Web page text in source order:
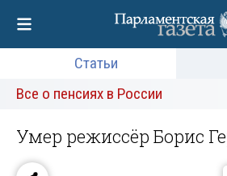
Статьи
Все о пенсиях в России
Умер режиссёр Борис